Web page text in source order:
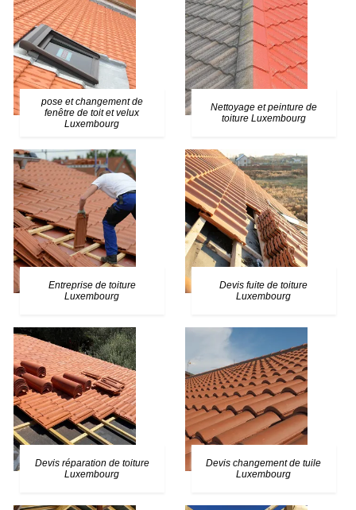
pose et changement de
fenêtre de toit et velux
Luxembourg
Nettoyage et peinture de
toiture Luxembourg
Entreprise de toiture
Luxembourg
Devis fuite de toiture
Luxembourg
Devis réparation de toiture
Luxembourg
Devis changement de tuile
Luxembourg